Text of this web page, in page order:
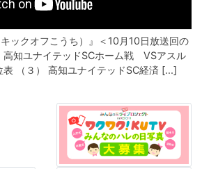
キックオフこうち）』＜10月10日放送回の
高知ユナイテッドSCホーム戦 VSアスル
（３） 高知ユナイテッドSC経済 [...]